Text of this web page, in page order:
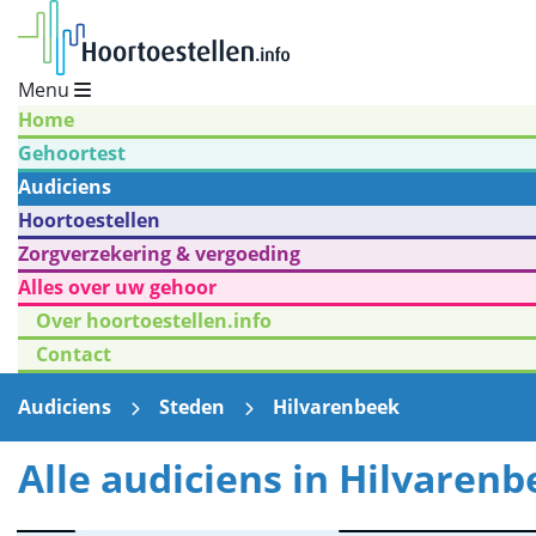
Menu
Home
Gehoortest
Audiciens
Hoortoestellen
Zorgverzekering & vergoeding
Alles over uw gehoor
Over hoortoestellen.info
Contact
Audiciens
Steden Hilvarenbeek
Alle audiciens in